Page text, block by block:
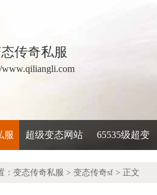
传奇私服
www.qiliangli.com
服 超级变态网站 65535级超变
： 变态传奇私服 > 变态传奇sf > 正文